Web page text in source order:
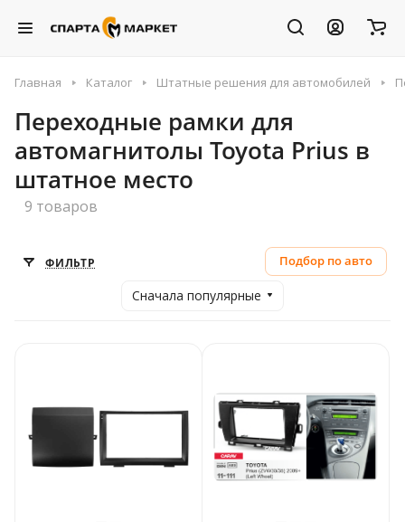
Главная Каталог Штатные решения для автомобилей
Переходные рамки для
автомагнитолы Toyota Prius в
штатное место
9 товаров
ФИЛЬТР Подбор по авто
Сначала популярные